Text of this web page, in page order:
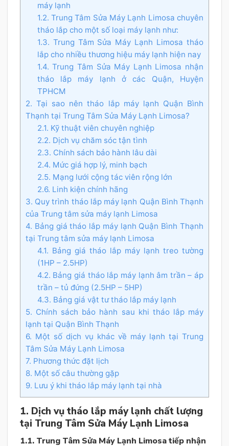
máy lạnh
1.2. Trung Tâm Sửa Máy Lạnh Limosa chuyên
tháo lắp cho một số loại máy lạnh như:
1.3. Trung Tâm Sửa Máy Lạnh Limosa tháo
lắp cho nhiều thương hiệu máy lạnh hiện nay
1.4. Trung Tâm Sửa Máy Lạnh Limosa nhận
tháo lắp máy lạnh ở các Quận, Huyện
TPHCM
2. Tại sao nên tháo lắp máy lạnh Quận Bình
Thạnh tại Trung Tâm Sửa Máy Lạnh Limosa?
2.1. Kỹ thuật viên chuyên nghiệp
2.2. Dịch vụ chăm sóc tận tình
2.3. Chính sách bảo hành lâu dài
2.4. Mức giá hợp lý, minh bạch
2.5. Mạng lưới cộng tác viên rộng lớn
2.6. Linh kiện chính hãng
3. Quy trình tháo lắp máy lạnh Quận Bình Thạnh
của Trung tâm sửa máy lạnh Limosa
4. Bảng giá tháo lắp máy lạnh Quận Bình Thạnh
tại Trung tâm sửa máy lạnh Limosa
4.1. Bảng giá tháo lắp máy lạnh treo tường
(1HP – 2.5HP)
4.2. Bảng giá tháo lắp máy lạnh âm trần – áp
trần – tủ đứng (2.5HP – 5HP)
4.3. Bảng giá vật tư tháo lắp máy lạnh
5. Chính sách bảo hành sau khi tháo lắp máy
lạnh tại Quận Bình Thạnh
6. Một số dịch vụ khác về máy lạnh tại Trung
Tâm Sửa Máy Lạnh Limosa
7. Phương thức đặt lịch
8. Một số câu thường gặp
9. Lưu ý khi tháo lắp máy lạnh tại nhà
1. Dịch vụ tháo lắp máy lạnh chất lượng
tại Trung Tâm Sửa Máy Lạnh Limosa
1.1. Trung Tâm Sửa Máy Lạnh Limosa tiếp nhận